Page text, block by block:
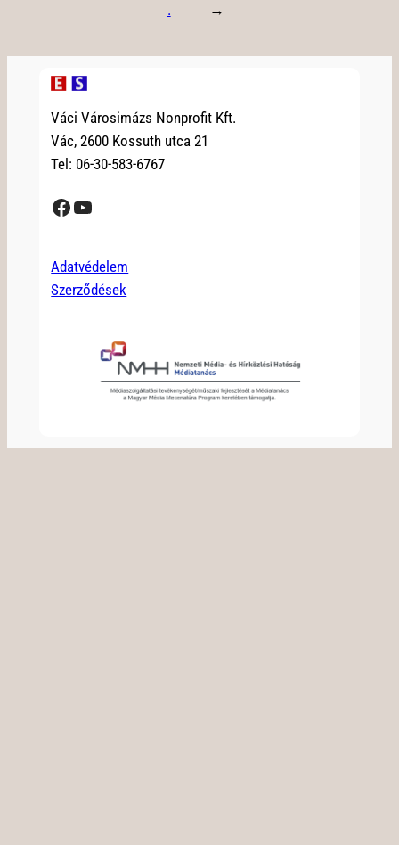
.
→
Váci Városimázs Nonprofit Kft.
Vác, 2600 Kossuth utca 21
Tel: 06-30-583-6767
Facebook YouTube
Adatvédelem
Szerződések